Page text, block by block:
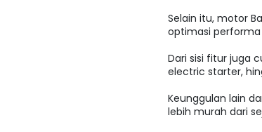
Selain itu, motor
optimasi performa
Dari sisi fitur juga
electric starter,
Keunggulan lain
lebih murah dari